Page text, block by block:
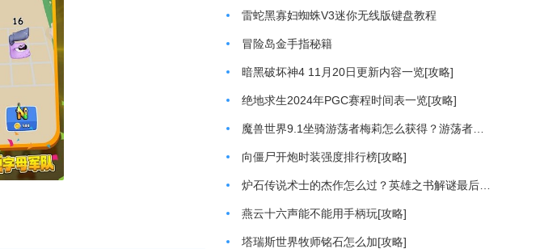
雷蛇黑寡妇蜘蛛V3迷你无线版键盘教程
冒险岛金手指秘籍
暗黑破坏神4 11月20日更新内容一览[攻略]
绝地求生2024年PGC赛程时间表一览[攻略]
向僵尸开炮时装强度排行榜[攻略]
燕云十六声能不能用手柄玩[攻略]
塔瑞斯世界牧师铭石怎么加[攻略]